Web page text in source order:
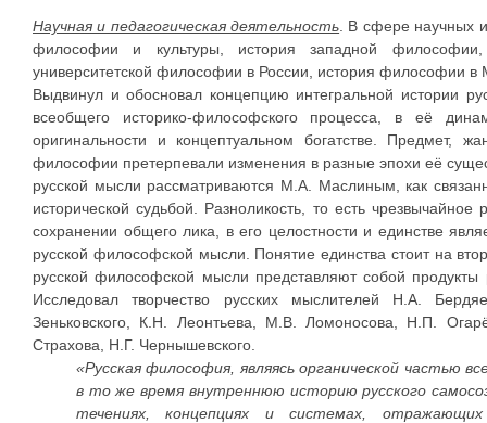
Научная и педагогическая деятельность . В сфере научных
философии и культуры, история западной
университетской философии в России, история философии в
Выдвинул и обосновал концепцию интегральной истории
всеобщего историко-философского процесса, в её
оригинальности и концептуальном богатстве. Предмет,
философии претерпевали изменения в разные эпохи её
русской мысли рассматриваются М.А. Маслиным, как
исторической судьбой. Разноликость, то есть
сохранении общего лика, в его целостности и единстве
русской философской мысли. Понятие единства стоит на
русской философской мысли представляют собой
Исследовал творчество русских мыслителей Н.А.
Зеньковского, К.Н. Леонтьева, М.В. Ломоносова, Н.П.
Страхова, Н.Г. Чернышевского.
«Русская философия, являясь органической частью
в то же время внутреннюю историю русского
течениях, концепциях и системах, отражающих